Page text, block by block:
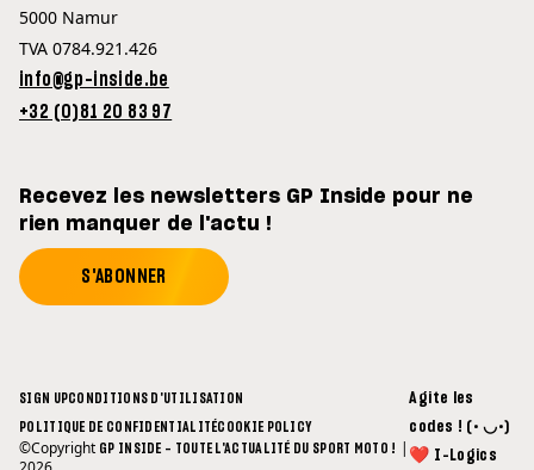
5000 Namur
TVA 0784.921.426
info@gp-inside.be
+32 (0)81 20 83 97
Recevez les newsletters GP Inside pour ne
rien manquer de l'actu !
S'ABONNER
SIGN UPCONDITIONS D'UTILISATION
POLITIQUE DE CONFIDENTIALITÉCOOKIE POLICY
©Copyright GP INSIDE - TOUTE L'ACTUALITÉ DU SPORT MOTO ! |
Agite les
codes ! (• ◡•)
❤ I-Logics